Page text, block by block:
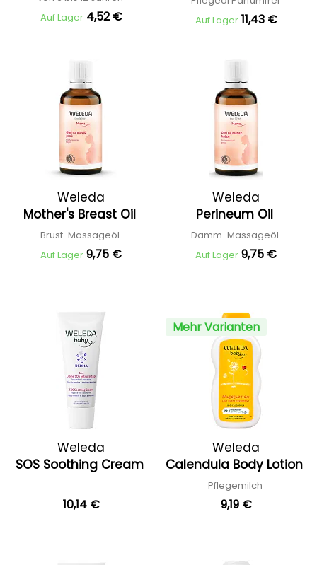
Auf Lager 4,52 €
Auf Lager 11,43 €
Weleda
Mother's Breast Oil
Brust-Massageöl
Auf Lager 9,75 €
Weleda
Perineum Oil
Damm-Massageöl
Auf Lager 9,75 €
Weleda
SOS Soothing Cream
10,14 €
Mehr Varianten
Weleda
Calendula Body Lotion
Pflegemilch
9,19 €